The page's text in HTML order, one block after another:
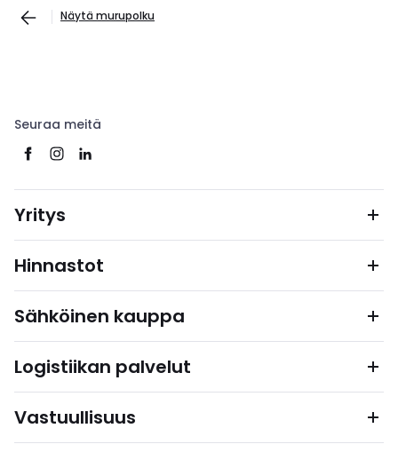
Näytä murupolku
Seuraa meitä
Yritys
Hinnastot
Sähköinen kauppa
Logistiikan palvelut
Vastuullisuus